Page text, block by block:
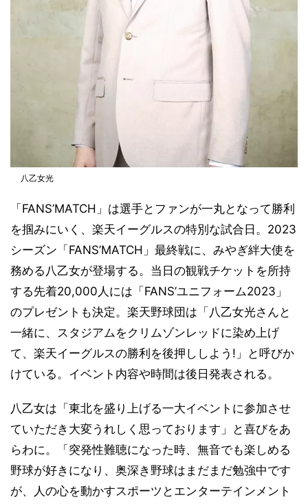
八乙女光
「FANS’MATCH」は選手とファンが一丸となって勝利
を掴みにいく、楽天イーグルスの特別な試合日。2023
シーズン「FANS’MATCH」最終戦に、みやぎ絆大使を
務める八乙女が登場する。当日の観戦チケットを所持
する先着20,000人には「FANS’ユニフォーム2023」
のプレゼントも決定。楽天野球団は「八乙女光さんと
一緒に、スタジアムをクリムゾンレッドに染め上げ
て、楽天イーグルスの勝利を後押ししよう!」と呼びか
けている。イベント内容や時間は後日発表される。
八乙女は「東北を盛り上げる一大イベントに参加させ
ていただき大変うれしく思っております」と喜びをあ
らわに。「突発性難聴になった時、無音でも楽しめる
野球が好きになり、奥深き野球はまだまだ勉強中です
が、人の心を動かすスポーツとエンターテインメント